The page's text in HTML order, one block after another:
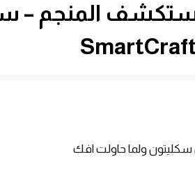
كبيرة بين سكليتون ولما حاولت افك